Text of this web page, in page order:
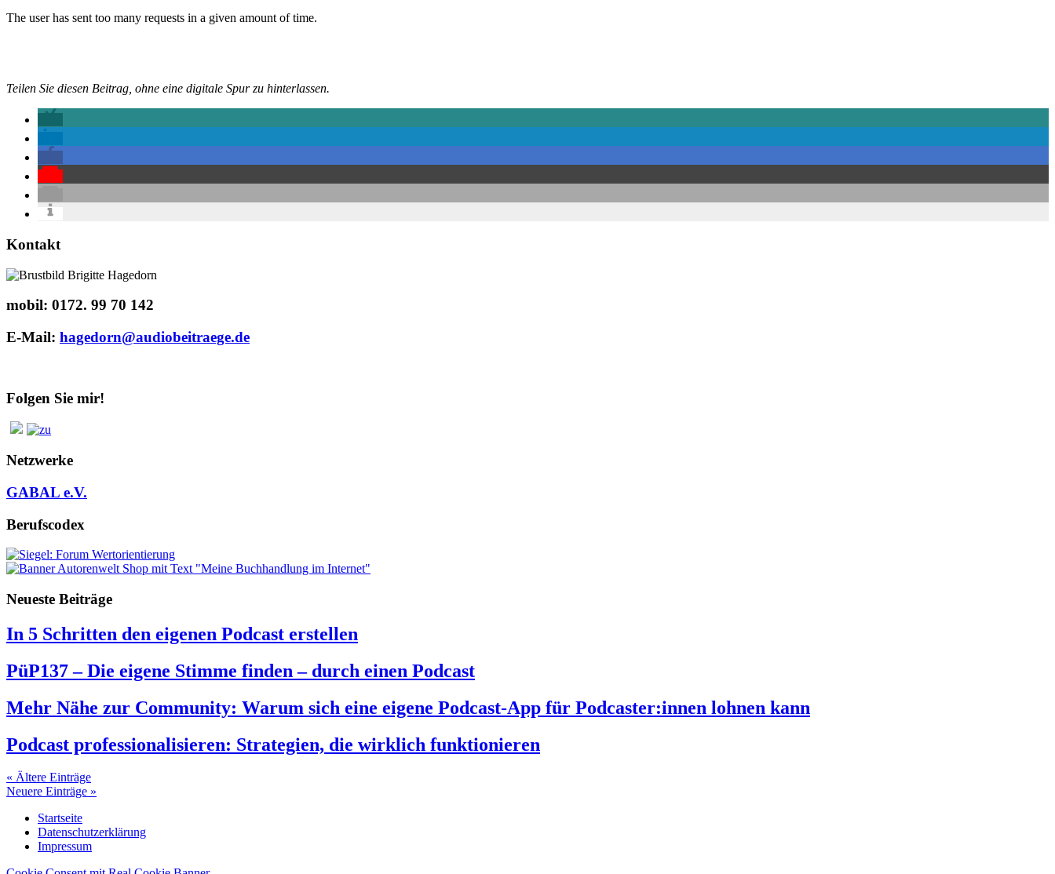
Teilen Sie diesen Beitrag, ohne eine digitale Spur zu hinterlassen.
Kontakt
mobil: 0172. 99 70 142
E-Mail: hagedorn@audiobeitraege.de
Folgen Sie mir!
Netzwerke
GABAL e.V.
Berufscodex
Neueste Beiträge
In 5 Schritten den eigenen Podcast erstellen
PüP137 – Die eigene Stimme finden – durch einen Podcast
Mehr Nähe zur Community: Warum sich eine eigene Podcast-App für Podcaster:innen lohnen kann
Podcast professionalisieren: Strategien, die wirklich funktionieren
« Ältere Einträge
Neuere Einträge »
Startseite
Datenschutzerklärung
Impressum